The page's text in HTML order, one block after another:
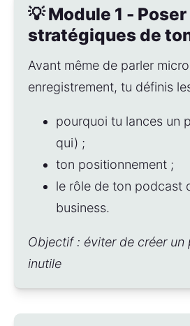
💡 Module 1 -
stratégiques de
Avant même de parler
enregistrement, tu définis
pourquoi tu lances un
qui) ;
ton positionnement ;
le rôle de ton podcast
business.
Objectif : éviter de créer
inutile